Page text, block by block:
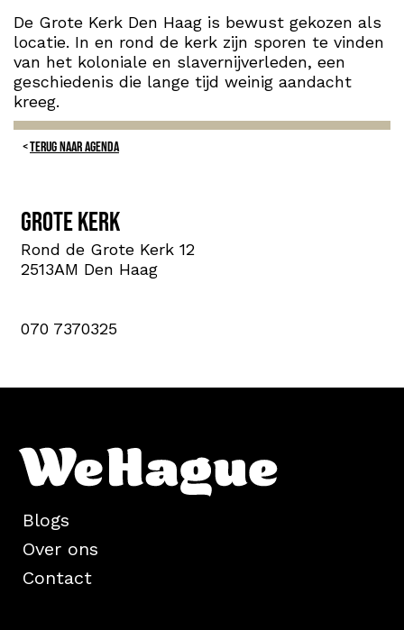
De Grote Kerk Den Haag is bewust gekozen als
locatie. In en rond de kerk zijn sporen te vinden
van het koloniale en slavernijverleden, een
geschiedenis die lange tijd weinig aandacht
kreeg.
TERUG NAAR AGENDA
Grote Kerk
Rond de Grote Kerk 12
2513AM Den Haag
070 7370325
Blogs
Over ons
Contact